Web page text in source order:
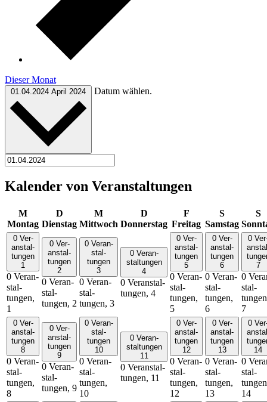
Dieser Monat
01.04.2024 April 2024 Datum wählen.
Kalender von Ver­an­stal­­tungen
M
Montag
D
Dienstag
M
Mittwoch
D
Donnerstag
F
Freitag
S
Samstag
S
0 Ver­
an­stal­­
tungen
1
0 Ver­an­
stal­­
tungen,
1
0 Ver­
an­stal­­
tungen
2
0 Ver­an­
stal­­
tungen, 2
0 Ver­an­
stal­­
tungen
3
0 Ver­an­
stal­­
tungen, 3
0 Ver­an­
stal­­tungen
4
0 Ver­an­stal­­
tungen, 4
0 Ver­
an­stal­­
tungen
5
0 Ver­an­
stal­­
tungen,
5
0 Ver­
an­stal­­
tungen
6
0 Ver­an­
stal­­
tungen,
6
0
7
0
stal­­
7
0 Ver­
an­stal­­
tungen
8
0 Ver­an­
stal­­
tungen,
8
0 Ver­
an­stal­­
tungen
9
0 Ver­an­
stal­­
tungen, 9
0 Ver­an­
stal­­
tungen
10
0 Ver­an­
stal­­
tungen,
10
0 Ver­an­
stal­­tungen
11
0 Ver­an­stal­­
tungen, 11
0 Ver­
an­stal­­
tungen
12
0 Ver­an­
stal­­
tungen,
12
0 Ver­
an­stal­­
tungen
13
0 Ver­an­
stal­­
tungen,
13
0
14
0
stal­­
14